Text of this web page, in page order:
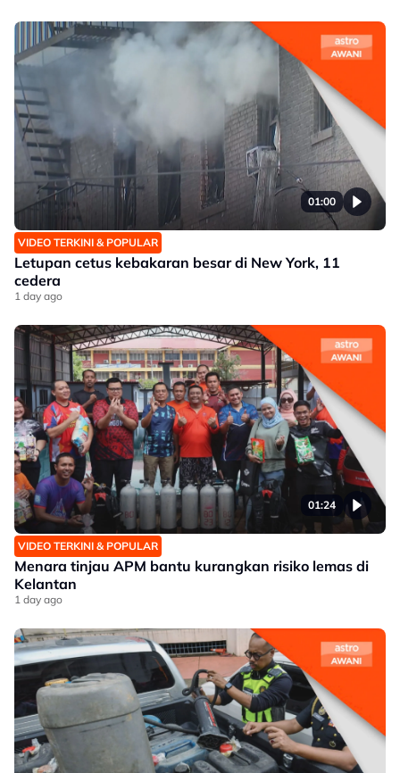
01:00
VIDEO TERKINI & POPULAR
Letupan cetus kebakaran besar di New York, 11
cedera
1 day ago
01:24
VIDEO TERKINI & POPULAR
Menara tinjau APM bantu kurangkan risiko lemas di
Kelantan
1 day ago